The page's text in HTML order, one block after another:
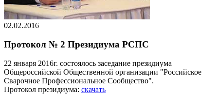
02.02.2016
Протокол № 2 Президиума РСПС
22 января 2016г. состоялось заседание президиума
Общероссийской Общественной организации "Российское
Сварочное Профессиональное Сообщество".
Протокол президиума: скачать